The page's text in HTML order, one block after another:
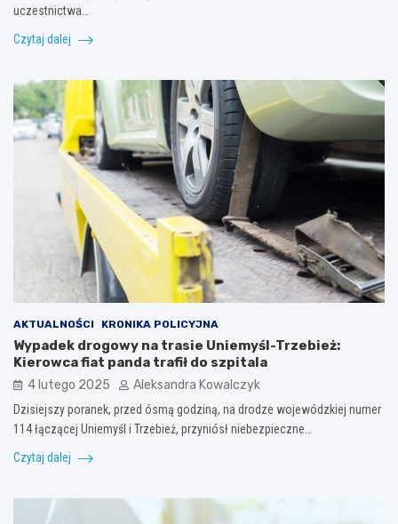
uczestnictwa…
Czytaj dalej
AKTUALNOŚCI KRONIKA POLICYJNA
Wypadek drogowy na trasie Uniemyśl-Trzebież:
Kierowca fiat panda trafił do szpitala
4 lutego 2025 Aleksandra Kowalczyk
Dzisiejszy poranek, przed ósmą godziną, na drodze wojewódzkiej numer
114 łączącej Uniemyśl i Trzebież, przyniósł niebezpieczne…
Czytaj dalej